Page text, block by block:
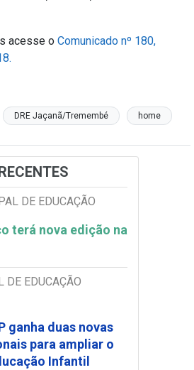
acesse o Comunicado nº 180,
DRE Jaçanã/Tremembé home
DE EDUCAÇÃO
terá nova edição na
DE EDUCAÇÃO
ganha duas novas
para ampliar o
Infantil